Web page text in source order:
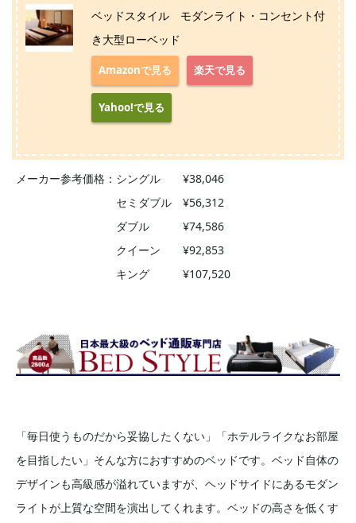
ベッドスタイル モダンライト・コンセント付
き大型ローベッド
Amazonで見る 楽天で見る
Yahoo!で見る
メーカー参考価格：シングル ¥38,046
セミダブル ¥56,312
ダブル ¥74,586
クイーン ¥92,853
キング ¥107,520
「毎日使うものだから妥協したくない」「ホテルライクなお部屋
を目指したい」そんな方におすすめのベッドです。ベッド自体の
デザインも高級感が溢れていますが、ヘッドサイドにあるモダン
ライトが上質な空間を演出してくれます。ベッドの高さを低くす